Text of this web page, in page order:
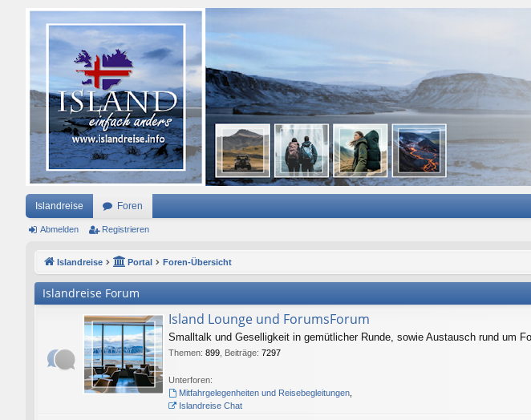
Islandreise Foren
Abmelden Registrieren
Islandreise Portal Foren-Übersicht
Islandreise Forum
Island Lounge und ForumsForum
Smalltalk und Geselligkeit in gemütlicher Runde, sowie Austausch rund um
Themen: 899 Beiträge: 7297
Unterforen:
Mitfahrgelegenheiten und Reisebegleitungen,
Islandreise Chat